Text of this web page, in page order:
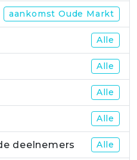
aankomst Oude Markt
Alle
Alle
Alle
Alle
deelnemers Alle